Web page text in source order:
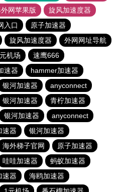
网苹果版
旋风加速度器
入口
原子加速器
旋风加速度器
外网网址导航
机场
速鹰666
速器
hammer加速器
银河加速器
anyconnect
银河加速器
青柠加速器
银河加速器
anyconnect
速器
银河加速器
海外梯子官网
原子加速器
哇哇加速器
蚂蚁加速器
速器
海鸥加速器